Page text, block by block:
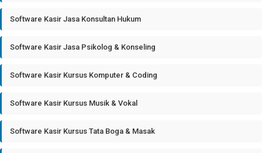
Software Kasir Jasa Konsultan Hukum
Software Kasir Jasa Psikolog & Konseling
Software Kasir Kursus Komputer & Coding
Software Kasir Kursus Musik & Vokal
Software Kasir Kursus Tata Boga & Masak